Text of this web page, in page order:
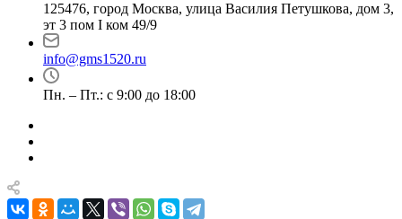
125476, город Москва, улица Василия Петушкова, дом 3,
эт 3 пом I ком 49/9
info@gms1520.ru
Пн. – Пт.: с 9:00 до 18:00